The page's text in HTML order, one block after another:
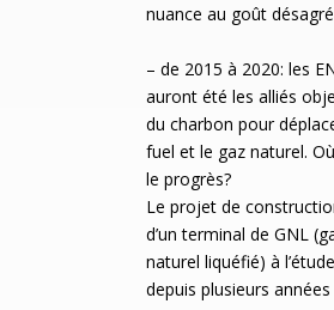
nuance au goût
– de 2015 à 2020: les
auront été les alliés
du charbon pour
fuel et le gaz naturel.
le progrès?
Le projet de
d’un terminal de GNL
naturel liquéfié) à l’étude
depuis plusieurs années